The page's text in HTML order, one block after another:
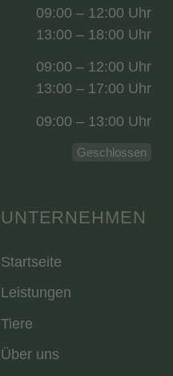
UNTERNEHMEN
Startseite
Leistungen
Tiere
Über uns
09:00 – 12:00 Uhr
13:00 – 18:00 Uhr
09:00 – 12:00 Uhr
13:00 – 17:00 Uhr
09:00 – 13:00 Uhr
Geschlossen